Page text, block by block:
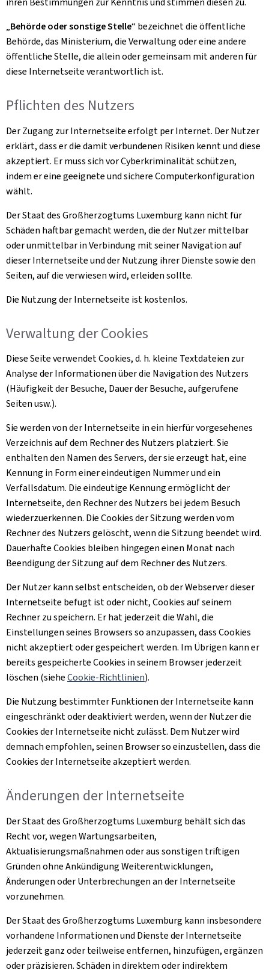
„Behörde oder sonstige Stelle“ bezeichnet die öffentliche
Behörde, das Ministerium, die Verwaltung oder eine andere
öffentliche Stelle, die allein oder gemeinsam mit anderen für
diese Internetseite verantwortlich ist.
Pflichten des Nutzers
Der Zugang zur Internetseite erfolgt per Internet. Der Nutzer
erklärt, dass er die damit verbundenen Risiken kennt und diese
akzeptiert. Er muss sich vor Cyberkriminalität schützen,
indem er eine geeignete und sichere Computerkonfiguration
wählt.
Der Staat des Großherzogtums Luxemburg kann nicht für
Schäden haftbar gemacht werden, die der Nutzer mittelbar
oder unmittelbar in Verbindung mit seiner Navigation auf
dieser Internetseite und der Nutzung ihrer Dienste sowie den
Seiten, auf die verwiesen wird, erleiden sollte.
Die Nutzung der Internetseite ist kostenlos.
Verwaltung derCookies
Diese Seite verwendetCookies, d. h. kleine Textdateien zur
Analyse der Informationen über die Navigation des Nutzers
(Häufigkeit der Besuche, Dauer der Besuche, aufgerufene
Seiten usw.).
Sie werden von der Internetseite in ein hierfür vorgesehenes
Verzeichnis auf dem Rechner des Nutzers platziert. Sie
enthalten den Namen des Servers, der sie erzeugt hat, eine
Kennung in Form einer eindeutigen Nummer und ein
Verfallsdatum. Die eindeutige Kennung ermöglicht der
Internetseite, den Rechner des Nutzers bei jedem Besuch
wiederzuerkennen. DieCookiesder Sitzung werden vom
Rechner des Nutzers gelöscht, wenn die Sitzung beendet wird.
DauerhafteCookies bleiben hingegen einen Monat nach
Beendigung der Sitzung auf dem Rechner des Nutzers.
Der Nutzer kann selbst entscheiden, ob der Webserver dieser
Internetseite befugt ist oder nicht, Cookies auf seinem
Rechner zu speichern. Er hat jederzeit die Wahl, die
Einstellungen seines Browsers so anzupassen, dassCookies
nicht akzeptiert oder gespeichert werden. Im Übrigen kann er
bereits gespeicherteCookies in seinem Browser jederzeit
löschen (sieheCookie-Richtlinien).
Die Nutzung bestimmter Funktionen der Internetseite kann
eingeschränkt oder deaktiviert werden, wenn der Nutzer die
Cookiesder Internetseite nicht zulässt. Dem Nutzer wird
demnach empfohlen, seinen Browser so einzustellen, dass die
Cookiesder Internetseite akzeptiert werden.
Änderungen der Internetseite
Der Staat des Großherzogtums Luxemburg behält sich das
Recht vor, wegen Wartungsarbeiten,
Aktualisierungsmaßnahmen oder aus sonstigen triftigen
Gründen ohne Ankündigung Weiterentwicklungen,
Änderungen oder Unterbrechungen an der Internetseite
vorzunehmen.
Der Staat des Großherzogtums Luxemburg kann insbesondere
vorhandene Informationen und Dienste der Internetseite
jederzeit ganz oder teilweise entfernen, hinzufügen, ergänzen
oder präzisieren. Schäden in direktem oder indirektem